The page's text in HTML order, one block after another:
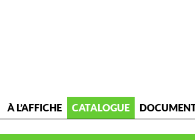
À L’AFFICHE CATALOGUE